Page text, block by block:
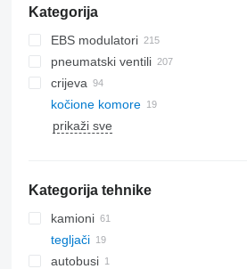
Kategorija
EBS modulatori
pneumatski ventili
crijeva
kočione komore
prikaži sve
Kategorija tehnike
kamioni
tegljači
autobusi